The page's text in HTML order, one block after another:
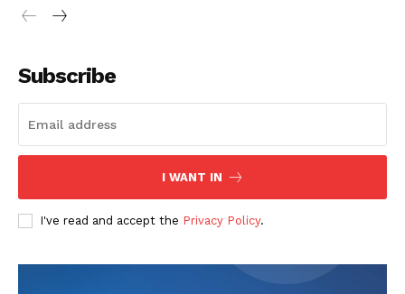
Subscribe
I WANT IN
I've read and accept the Privacy Policy.